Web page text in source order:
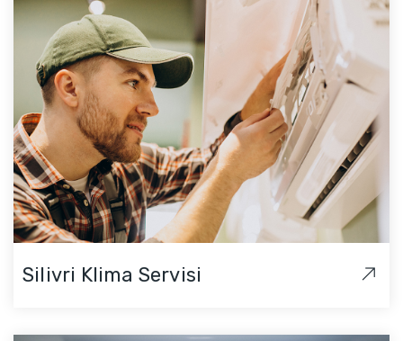
Silivri Klima Servisi